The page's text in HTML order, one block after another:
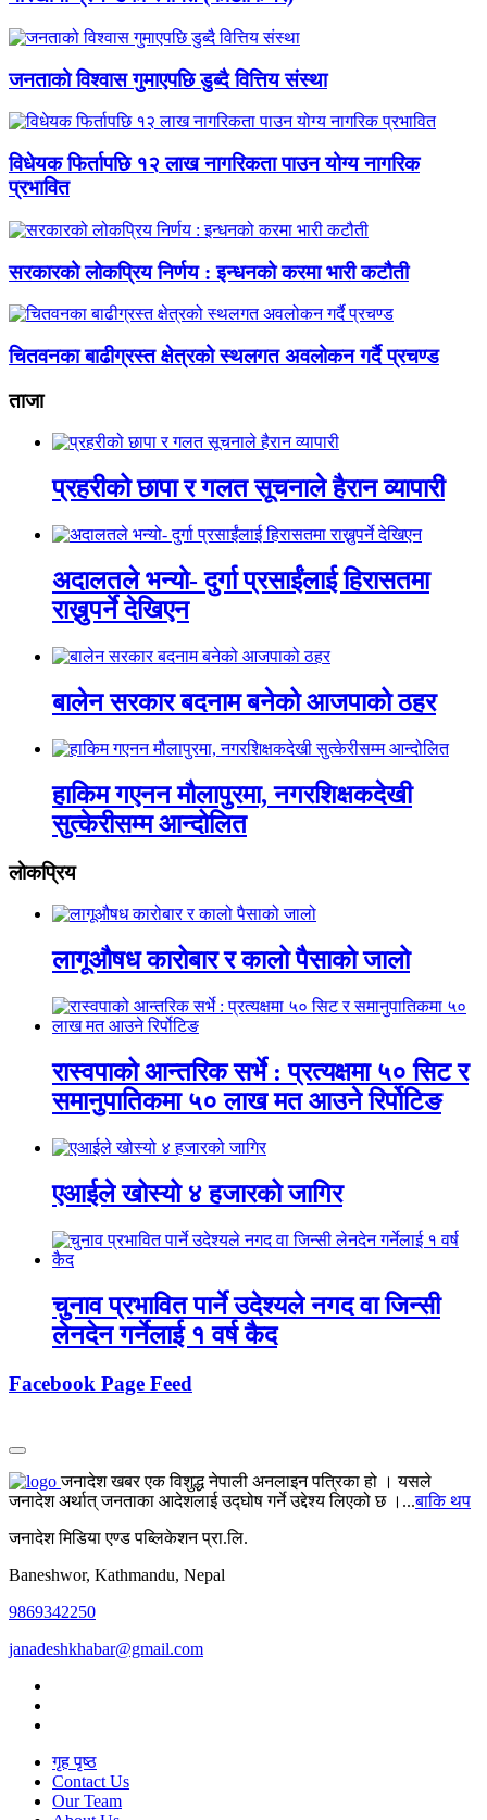
जनताको विश्वास गुमाएपछि डुब्दै वित्तिय संस्था
विधेयक फिर्तापछि १२ लाख नागरिकता पाउन योग्य नागरिक
प्रभावित
सरकारको लोकप्रिय निर्णय : इन्धनको करमा भारी कटौती
चितवनका बाढीग्रस्त क्षेत्रको स्थलगत अवलोकन गर्दै प्रचण्ड
ताजा
प्रहरीको छापा र गलत सूचनाले हैरान व्यापारी
अदालतले भन्यो- दुर्गा प्रसाईंलाई हिरासतमा
राख्नुपर्ने देखिएन
बालेन सरकार बदनाम बनेको आजपाको ठहर
हाकिम गएनन मौलापुरमा, नगरशिक्षकदेखी
सुत्केरीसम्म आन्दोलित
लाेकप्रिय
लागूऔषध कारोबार र कालो पैसाको जालो
रास्वपाको आन्तरिक सर्भे : प्रत्यक्षमा ५० सिट र
समानुपातिकमा ५० लाख मत आउने रिर्पोटिङ
एआईले खोस्यो ४ हजारको जागिर
चुनाव प्रभावित पार्ने उदेश्यले नगद वा जिन्सी
लेनदेन गर्नेलाई १ वर्ष कैद
Facebook Page Feed
जनादेश खबर एक विशुद्ध नेपाली अनलाइन पत्रिका हो । यसले
जनादेश अर्थात् जनताका आदेशलाई उद्घोष गर्ने उद्देश्य लिएको छ ।...बाकि थप
जनादेश मिडिया एण्ड पब्लिकेशन प्रा.लि.
Baneshwor, Kathmandu, Nepal
9869342250
janadeshkhabar@gmail.com
गृह पृष्ठ
Contact Us
Our Team